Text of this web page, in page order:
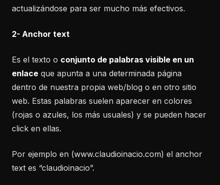
actualizándose para ser mucho más efectivos.
2- Anchor text
Es el texto o conjunto de palabras visible en un
enlace que apunta a una determinada página
dentro de nuestra propia web/blog o en otro sitio
web. Estas palabras suelen aparecer en colores
(rojas o azules, los más usuales) y se pueden hacer
click en ellas.
Por ejemplo en (www.claudioinacio.com) el anchor
text es “claudioinacio”.